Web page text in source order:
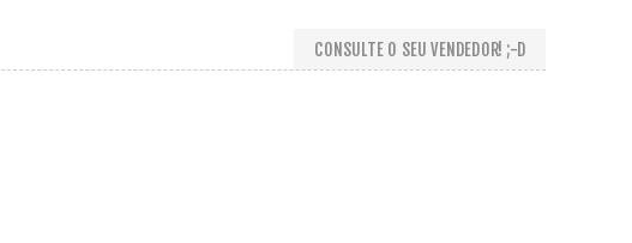
CONSULTE O SEU VENDEDOR! ;-D